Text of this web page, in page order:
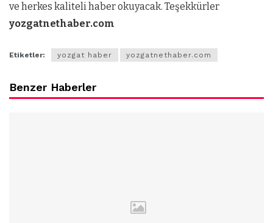
ve herkes kaliteli haber okuyacak. Teşekkürler
yozgatnethaber.com
Etiketler: yozgat haber yozgatnethaber.com
Benzer Haberler